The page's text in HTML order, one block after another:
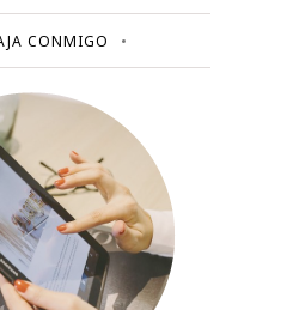
CONMIGO